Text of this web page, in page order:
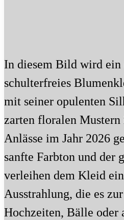
In diesem Bild wird ein
schulterfreies
mit seiner opulenten
zarten floralen
Anlässe im Jahr 2026
sanfte Farbton und der
verleihen dem Kleid
Ausstrahlung, die es
Hochzeiten, Bälle oder